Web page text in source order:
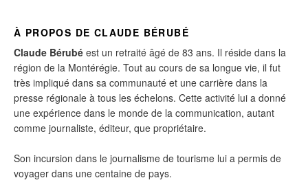
À PROPOS DE CLAUDE BÉRUBÉ
Claude Bérubé est un retraité âgé de 83 ans. Il réside dans la
région de la Montérégie. Tout au cours de sa longue vie, il fut
très impliqué dans sa communauté et une carrière dans la
presse régionale à tous les échelons. Cette activité lui a donné
une expérience dans le monde de la communication, autant
comme journaliste, éditeur, que propriétaire.
Son incursion dans le journalisme de tourisme lui a permis de
voyager dans une centaine de pays.